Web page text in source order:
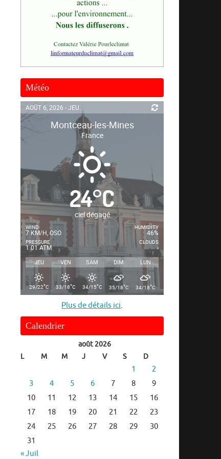
Météo
AOÛT 6, 2026 - JEU.
Montceau-les-Mines
France
24°C
ciel dégagé
WIND
7 KM/H, OSO
PRESSURE
1.01 ATM
HUMIDITY
46%
CLOUDS
-
JEU VEN SAM DIM LUN
29/22°C 33/18°C 34/15°C 35/18°C 34/18°C
Plus de détails ici.
Calendrier
août 2026
L
M M J V S D
1
2
3
4 5 6 7 8
9
10
11 12 13 14 15
16
17
18 19 20 21 22
23
24
25 26 27 28 29
30
31
« Juil